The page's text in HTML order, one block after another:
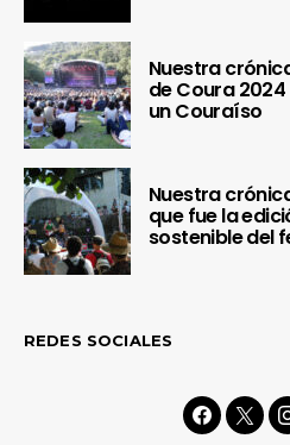
Nuestra
de Coura
un Couraíso
Nuestra
que fue la
sostenible del
REDES SOCIALES